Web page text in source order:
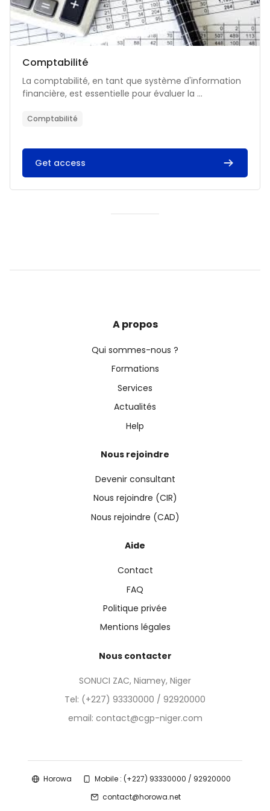
Catégorie de cours
Nom du cours
Comptabilité
Résumé du cours :
La comptabilité, en tant que système d'information
financière, est essentielle pour évaluer la ...
Comptabilité
Get access
A propos
Qui sommes-nous ?
Formations
Services
Actualités
Help
Nous rejoindre
Devenir consultant
Nous rejoindre (CIR)
Nous rejoindre (CAD)
Aide
Contact
FAQ
Politique privée
Mentions légales
Nous contacter
SONUCI ZAC, Niamey, Niger
Tel: (+227) 93330000 / 92920000
email: contact@cgp-niger.com
Horowa
Mobile : (+227) 93330000 / 92920000
contact@horowa.net